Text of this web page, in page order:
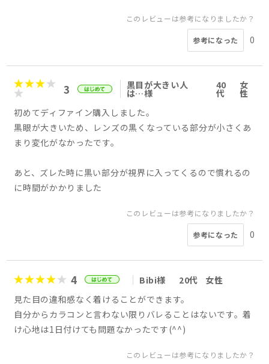
このレビューは参考になりましたか？
参考になった 0
3 黒目が大きい人
は…様
40
代
女
性
初めてディファイン購入しました。
黒眼が大きいため、レンズの黒くなっている部分が小さくあ
まり変化がなかったです。
あと、ズレた時に黒い部分が視界に入ってくるので慣れるの
に時間がかかりました
このレビューは参考になりましたか？
参考になった 0
4 Bibi様 20代
女性
見た目の違和感なく着けることができます。
自分からカラコンと言わない限りバレることはないです。着
け心地は1日付けても問題なかったです(^^)
このレビューは参考になりましたか？